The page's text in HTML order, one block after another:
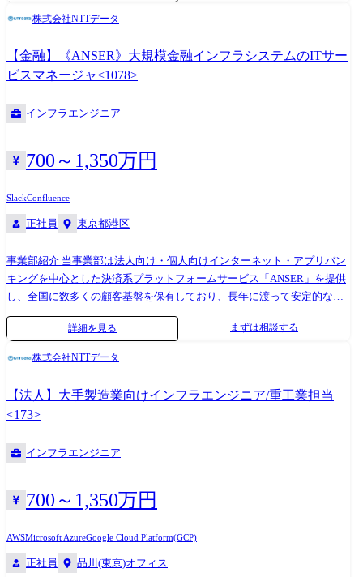
着手した次世代NACCSでは、仮想化範囲の拡大、ServiceNow活用、基盤
構築自動化等、デジタル化推進に積極的に取り組む予定です。また、
NACCS周辺領域として蓄積データを活用した新規ビジネス創出、官公庁
する官民接点ビジネスにもチャレンジしています。これら案件で、シス
ート税関構想の具現化 税関分野では近年デジタル化が急速に進展してい
ます。当社も税関審査のモデル設計、AI分析等のデジタルビジネスを手
ーダーとして、お客様の課題解決や開発を担って頂きます。
株式会社NTTデータ
【金融】《ANSER》大規模金融インフラシステムのITサー
ビスマネージャ<1078>
インフラエンジニア
700～1,350万円
SlackConfluence
正社員 東京都港区
事業部紹介 当事業部は法人向け・個人向けインターネット・アプリバン
キングを中心とした決済系プラットフォームサービス「ANSER」を提供
し、全国に数多くの顧客基盤を保有しており、長年に渡って安定的な事
業運営を継続しています。一方で、変化の早い技術革新を活用したり、
ユーザニーズを捉え、日々サービスを進化させる必要がございます。 近
年、政府主導のデジタル化推進やFinTechの拡大、他業態の金融系サービ
まで以上にスピーディな事業展開が求められています。 「ANSER」では
新規システムの立ち上げ、既存サービスの機能追加やシステム更改、新
しいFinTechサービスの開発など多数のプロジェクトが常時進行していま
「ANSER」を中心とした、e-ビジネス事業部がサービス提供する各シス
本の金融インフラを支えている部署であり、運用専門の担当として、複
数のミッションに分かれて勤務しています。 直接的なシステム運用を担
ース担当部門、顧客やエンドユーザの問合せ対応部門、センタ運営にお
けるセキュリティ管理部門・ファシリティ管理部門など、ITサービスマ
詳細を見る まずは相談する
株式会社NTTデータ
【法人】大手製造業向けインフラエンジニア/重工業担当
<173>
インフラエンジニア
700～1,350万円
AWSMicrosoft AzureGoogle Cloud Platform(GCP)
正社員 品川(東京)オフィス